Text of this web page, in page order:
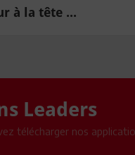
à la tête ...
Leaders
télécharger nos